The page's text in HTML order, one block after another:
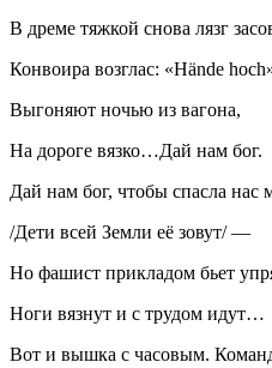
В дреме тяжкой снова лязг
Конвоира возглас: «Hände
Выгоняют ночью из вагона,
На дороге вязко…Дай нам бог.
Дай нам бог, чтобы спасла нас
/Дети всей Земли её зовут/ —
Но фашист прикладом бьет
Ноги вязнут и с трудом идут…
Вот и вышка с часовым.